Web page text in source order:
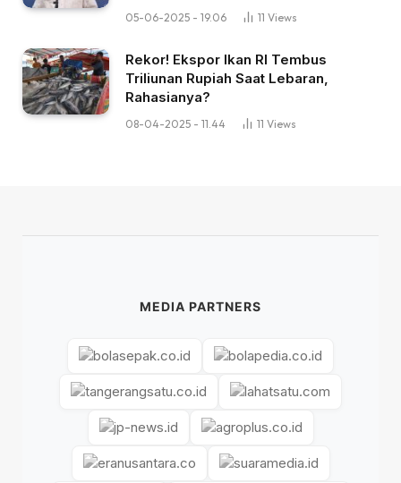
05-06-2025 - 19.06 11 Views
Rekor! Ekspor Ikan RI Tembus
Triliunan Rupiah Saat Lebaran,
Rahasianya?
08-04-2025 - 11.44 11 Views
MEDIA PARTNERS